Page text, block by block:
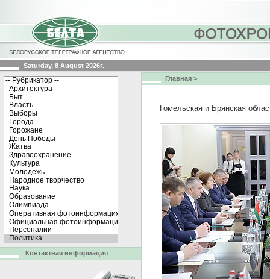
Saturday, 8 August 2026г.
Главная >
Гомельская и Брянская
Контактная информация